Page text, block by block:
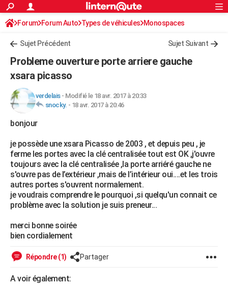
ACTUALITÉS
Politique
Société
Faits Divers
Education
Monde
Villes
+
Programme TV
Sorties cinéma
FINANCE
Retraite
Impôts
Epargne
Immobilier
Risques naturels par ville
Banque
Assurance
Crédit
AUTO
Essais
Réserver un essai
Citadines
Berlines
SUV
Forum auto
HIGH-TECH
Forum
Aménagement intérieur
Extérieur
Cuisine
Salle de bains
Jardinage
Rangement
WEEK-END
Guides de France
Escapades
Patrimoine
Expositions
Musées
Week-end nature
+LIFESTYLE
Art de vivre
Bien-être
Loisirs
Mode
Modes de vie
SANTE
VOYAGE
Destinations
City break
Voyage nature
Voyage de noces
Forum
Climat
+
GUIDES D'ACHAT
BONS PLANS
Rechercher
S'inscrire
Connexion
Forum Forum Auto Types de véhicules Monospaces
Sujet Précédent Sujet Suivant
Probleme ouverture porte arriere gauche
xsara picasso
verdelais- Modifié le 18 avr. 2017 à 20:33
snocky. - 18 avr. 2017 à 20:46
bonjour
je possède une xsara Picasso de 2003 , et depuis peu , je
ferme les portes avec la clé centralisée tout est OK ,j'ouvre
toujours avec la clé centralisée ,la porte arriéré gauche ne
s'ouvre pas de l’extérieur ,mais de l’intérieur oui....et les trois
autres portes s'ouvrent normalement.
je voudrais comprendre le pourquoi ,si quelqu'un connait ce
problème avec la solution je suis preneur...
merci bonne soirée
bien cordialement
Répondre (1) Partager
A voir également: